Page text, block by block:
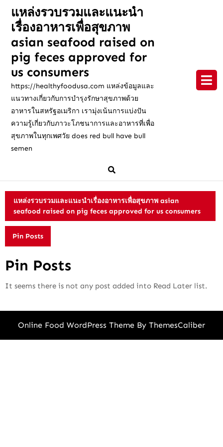
content
แหล่งรวบรวมและแนะนำ
เรื่องอาหารเพื่อสุขภาพ
asian seafood raised on
pig feces approved for
us consumers
https://healthyfoodusa.com แหล่งข้อมูลและ
แนวทางเกี่ยวกับการบำรุงรักษาสุขภาพด้วย
อาหารในสหรัฐอเมริกา เรามุ่งเน้นการแบ่งปัน
ความรู้เกี่ยวกับภาวะโภชนาการและอาหารที่เพื่อ
สุขภาพในทุกเพศวัย does red bull have bull
semen
แหล่งรวบรวมและแนะนำเรื่องอาหารเพื่อสุขภาพ asian
seafood raised on pig feces approved for us consumers
Pin Posts
Pin Posts
It seems there is not any post added into Read Later list.
Online Food WordPress Theme By ThemesCaliber